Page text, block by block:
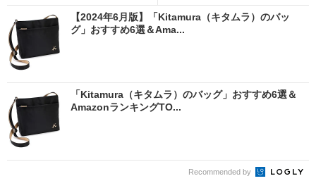
【2024年6月版】「Kitamura（キタムラ）のバッ
グ」おすすめ6選＆Ama...
「Kitamura（キタムラ）のバッグ」おすすめ6選＆
AmazonランキングTO...
Recommended by